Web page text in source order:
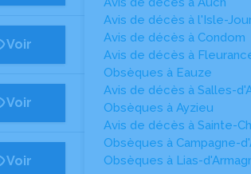
Voir
Voir
Voir
Avis de décès à l'Isle-
Avis de décès à Condom
Avis de décès à
Obsèques à Eauze
Avis de décès à Salles-
Obsèques à Ayzieu
Avis de décès à Sainte-
Obsèques à Campagne-
Obsèques à Lias-